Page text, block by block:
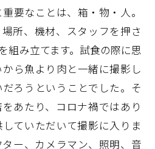
要なことは、箱・物・人。
所、機材、スタッフを押さ
組み立てます。試食の際に思
ら魚より肉と一緒に撮影し
ろうということでした。そ
あたり、コロナ禍ではあり
ていただいて撮影に入りま
ー、カメラマン、照明、音